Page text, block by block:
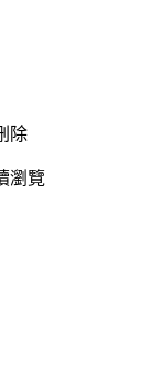
除
瀏覽